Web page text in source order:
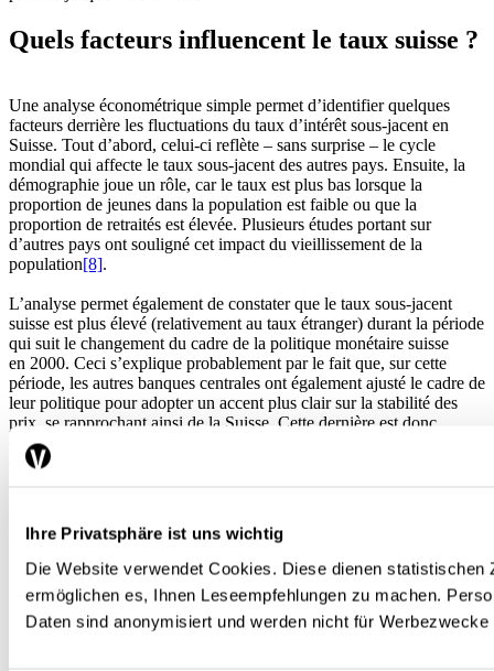
Ihre Privatsphäre ist uns wichtig
Die Website verwendet Cookies. Diese dienen statistischen
ermöglichen es, Ihnen Leseempfehlungen zu machen.
Daten sind anonymisiert und werden nicht für Werbezwecke
Quels facteurs influencent le taux suisse ?
Une analyse économétrique simple permet d’identifier quelques
facteurs derrière les fluctuations du taux d’intérêt sous-jacent en
Suisse. Tout d’abord, celui-ci reflète – sans surprise – le cycle
mondial qui affecte le taux sous-jacent des autres pays. Ensuite, la
démographie joue un rôle, car le taux est plus bas lorsque la
proportion de jeunes dans la population est faible ou que la
proportion de retraités est élevée. Plusieurs études portant sur
d’autres pays ont souligné cet impact du vieillissement de la
population[8].
L’analyse permet également de constater que le taux sous-jacent
suisse est plus élevé (relativement au taux étranger) durant la période
qui suit le changement du cadre de la politique monétaire suisse
en 2000. Ceci s’explique probablement par le fait que, sur cette
période, les autres banques centrales ont également ajusté le cadre de
leur politique pour adopter un accent plus clair sur la stabilité des
prix, se rapprochant ainsi de la Suisse. Cette dernière est donc
devenue moins « spéciale », un aspect également relevé dans
d’autres études
Hauzenberger et al. (2021).[]
Kaufmann (2020).[]
Cette estimation a été réalisée à l’aide de la méthode
développée par Schorfheide et Song (2015).[]